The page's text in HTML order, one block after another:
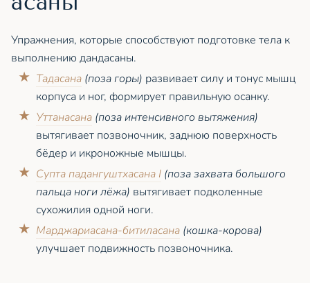
Упражнения, которые способствуют подготовке тела к
выполнению дандасаны.
Тадасана (поза горы) развивает силу и тонус мышц
корпуса и ног, формирует правильную осанку.
Уттанасана (поза интенсивного вытяжения)
вытягивает позвоночник, заднюю поверхность
бёдер и икроножные мышцы.
Супта падангуштхасана I (поза захвата большого
пальца ноги лёжа) вытягивает подколенные
сухожилия одной ноги.
Марджариасана-битиласана (кошка-корова)
улучшает подвижность позвоночника.